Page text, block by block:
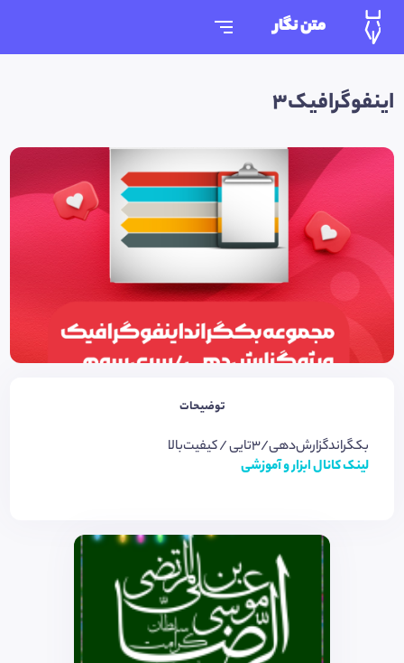
متن نگار
اینفوگرافیک3
توضیحات
بکگراندگزارش‌دهی/3تایی / کیفیت‌بالا
لینک کانال ابزار و آموزشی